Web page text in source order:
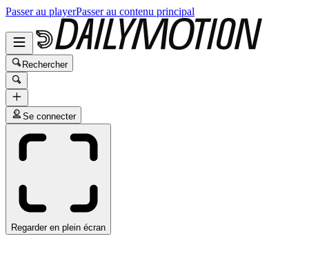
Passer au playerPasser au contenu principal
Rechercher
Se connecter
Regarder en plein écran